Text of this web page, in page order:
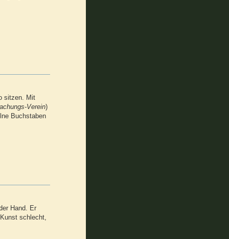
sitzen. Mit
Verein)
Buchstaben
Hand. Er
schlecht,